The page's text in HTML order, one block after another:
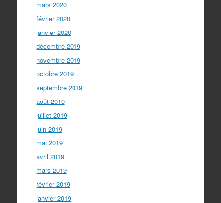
mars 2020
février 2020
janvier 2020
décembre 2019
novembre 2019
octobre 2019
septembre 2019
août 2019
juillet 2019
juin 2019
mai 2019
avril 2019
mars 2019
février 2019
janvier 2019